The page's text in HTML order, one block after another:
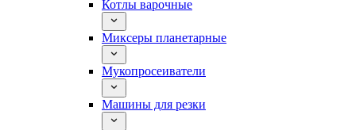
Котлы варочные
Миксеры планетарные
Мукопросеиватели
Машины для резки